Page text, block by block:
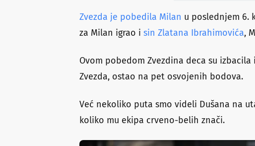
Zvezda je pobedila Milan u poslednjem 6.
za Milan igrao i sin Zlatana Ibrahimovića,
Ovom pobedom Zvezdina deca su
Zvezda, ostao na pet osvojenih bodova.
Već nekoliko puta smo videli Dušana na
koliko mu ekipa crveno-belih znači.